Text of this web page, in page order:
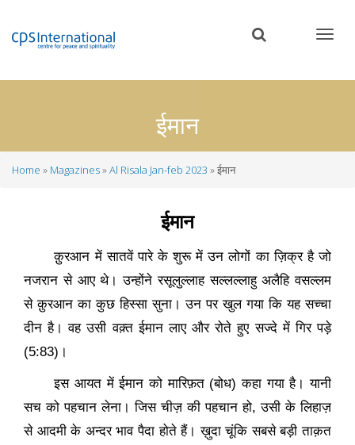
content
ईमान
Home Magazines Al Risala Jan-feb 2023 ईमान
ईमान
क़ुरआन में सातवें पारे के शुरू में उन लोगों का ज़िक्र है जो
नजरान से आए थे। उन्होंने रसूलुल्लाह सल्लल्लाहु अलैहि वसल्लम
से क़ुरआन का कुछ हिस्सा सुना। उन पर खुल गया कि यह सच्चा
दीन है। वह उसी वक़्त ईमान लाए और रोते हुए सज्दे में गिर पड़े
(5:83) ।
इस आयत में ईमान को मारिफ़त (बोध) कहा गया है। यानी
सच को पहचान लेना। जिस चीज़ की पहचान हो,उसी के लिहाज़
से आदमी के अन्दर भाव पैदा होते हैं। ख़ुदा चूंकि सबसे बड़ी ताक़त